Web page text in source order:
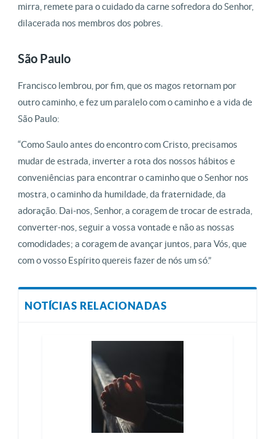
mirra, remete para o cuidado da carne sofredora do Senhor,
dilacerada nos membros dos pobres.
São Paulo
Francisco lembrou, por fim, que os magos retornam por
outro caminho, e fez um paralelo com o caminho e a vida de
São Paulo:
“Como Saulo antes do encontro com Cristo, precisamos
mudar de estrada, inverter a rota dos nossos hábitos e
conveniências para encontrar o caminho que o Senhor nos
mostra, o caminho da humildade, da fraternidade, da
adoração. Dai-nos, Senhor, a coragem de trocar de estrada,
converter-nos, seguir a vossa vontade e não as nossas
comodidades; a coragem de avançar juntos, para Vós, que
com o vosso Espírito quereis fazer de nós um só.”
NOTÍCIAS RELACIONADAS